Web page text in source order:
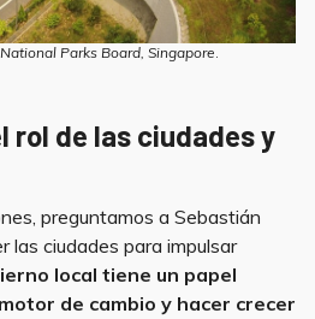
Parks Board, Singapore.
rol de las ciudades y
preguntamos a Sebastián
las ciudades para impulsar
local tiene un papel
de cambio y hacer crecer